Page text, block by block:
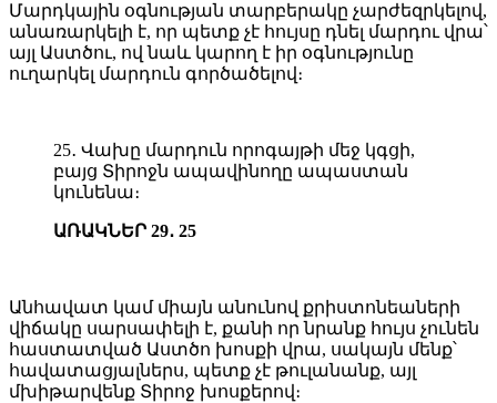
Մարդկային օգնության տարբերակը չարժեզրկելով,
անառարկելի է, որ պետք չէ հույսը դնել մարդու վրա՝
այլ Աստծու, ով նաև կարող է իր օգնությունը
ուղարկել մարդուն գործածելով։
25․ Վախը մարդուն որոգայթի մեջ կգցի,
բայց Տիրոջն ապավինողը ապաստան
կունենա։
ԱՌԱԿՆԵՐ 29․ 25
Անհավատ կամ միայն անունով քրիստոնեաների
վիճակը սարսափելի է, քանի որ նրանք հույս չունեն
հաստատված Աստծո խոսքի վրա, սակայն մենք՝
հավատացյալներս, պետք չէ թուլանանք, այլ
մխիթարվենք Տիրոջ խոսքերով։